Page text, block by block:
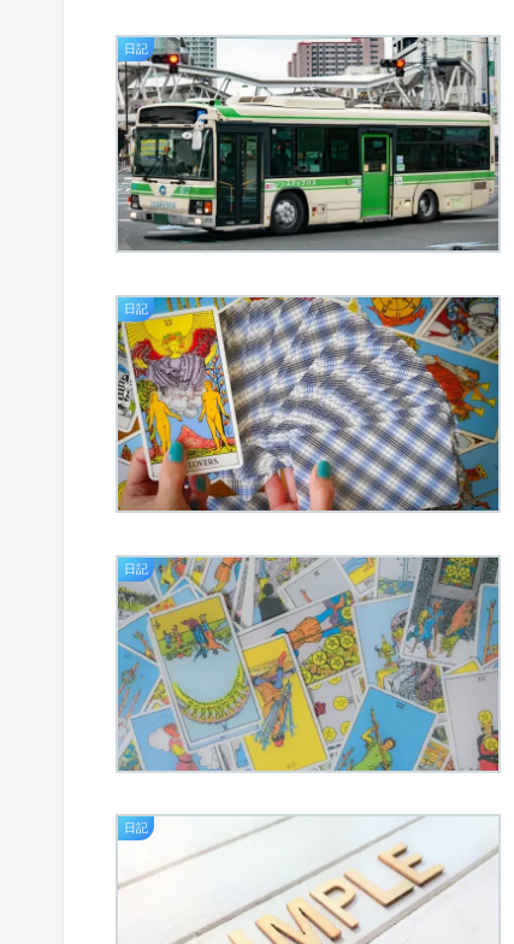
日記
日記
日記
日記